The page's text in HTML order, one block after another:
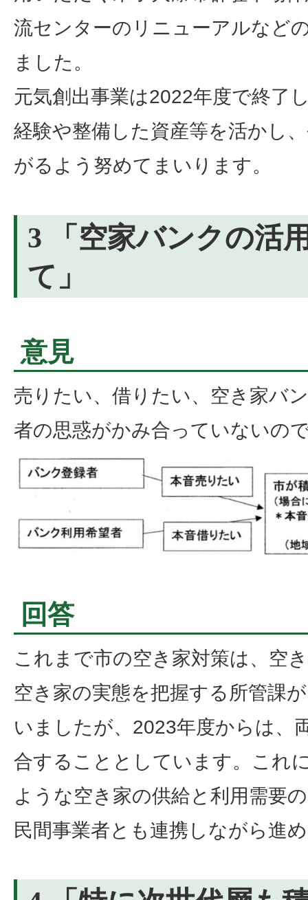
流センターのリニューアルなど
ました。
元気創出事業は2022年度で終了
経験や整備した資産等を活かし
がるよう努めてまいります。
3 「空家バンクの活
て」
意見
売りたい、借りたい、空き家バ
者の思惑がかみ合っていないの
回答
これまで市の空き家対策は、空
空き家の実態を把握する所管課
いましたが、2023年度からは、
合することとしています。これ
ような空き家の供給と利用需要
民間事業者とも連携しながら進